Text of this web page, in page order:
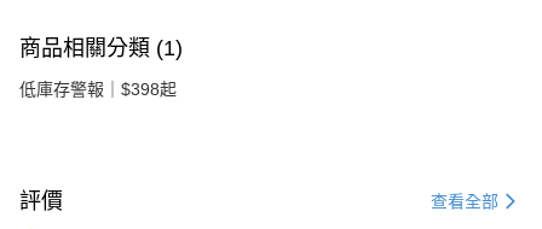
商品相關分類 (1)
低庫存警報｜$398起
評價 查看全部